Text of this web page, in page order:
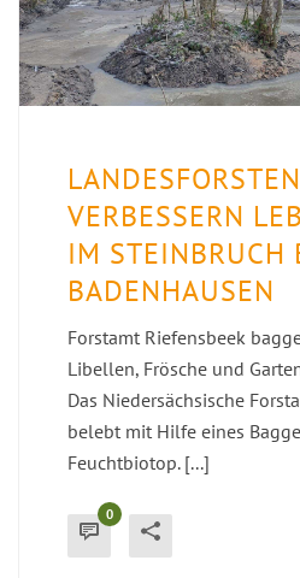
LANDESFORSTEN
VERBESSERN
IM STEINBRUCH
BADENHAUSEN
Forstamt Riefensbeek
Libellen, Frösche und
Das Niedersächsische
belebt mit Hilfe eines
Feuchtbiotop. [...]
0